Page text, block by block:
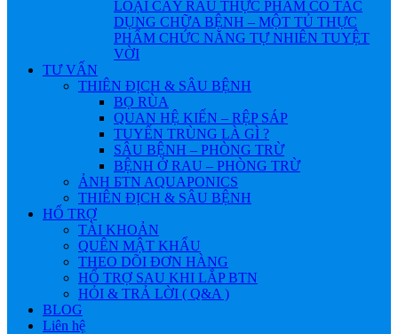
LOẠI CÂY RAU THỰC PHẨM CÓ TÁC
DỤNG CHỮA BỆNH – MỘT TỦ THỰC
PHẨM CHỨC NĂNG TỰ NHIÊN TUYỆT
VỜI
TƯ VẤN
THIÊN ĐỊCH & SÂU BỆNH
BỌ RÙA
QUAN HỆ KIẾN – RỆP SÁP
TUYẾN TRÙNG LÀ GÌ ?
SÂU BỆNH – PHÒNG TRỪ
BỆNH Ở RAU – PHÒNG TRỪ
ẢNH БTN AQUAPONICS
THIÊN ĐỊCH & SÂU BỆNH
HỔ TRỢ
TÀI KHOẢN
QUÊN MẬT KHẨU
THEO DÕI ĐƠN HÀNG
HỔ TRỢ SAU KHI LẮP BTN
HỎI & TRẢ LỜI ( Q&A )
BLOG
Liên hệ